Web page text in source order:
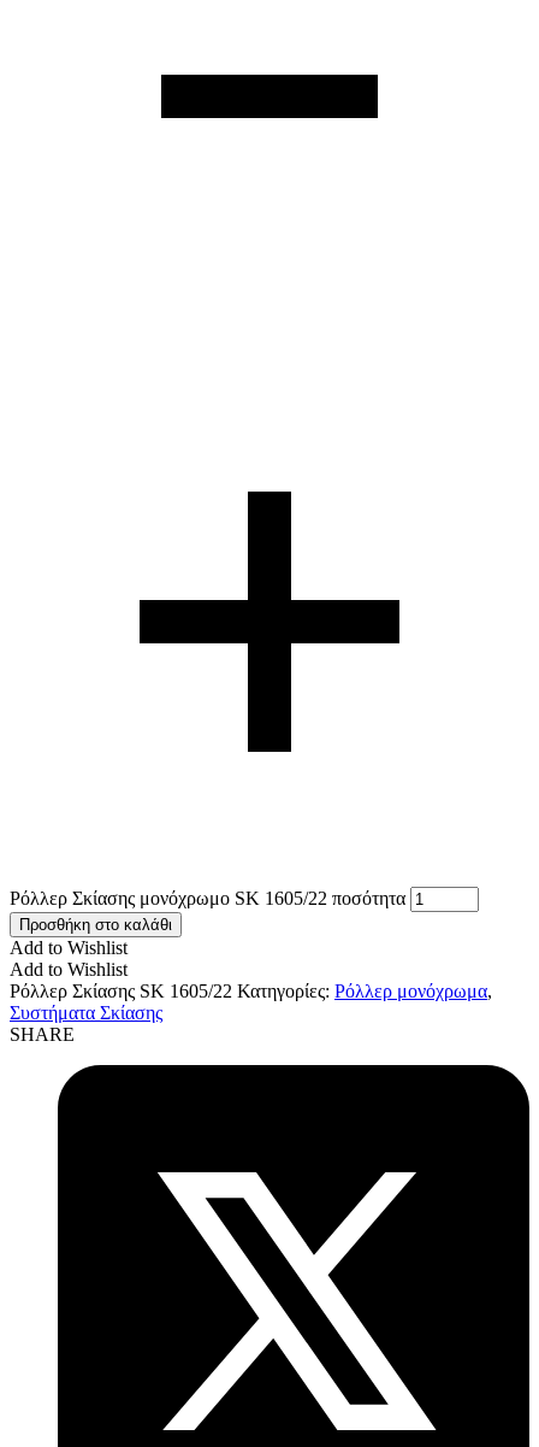
Ρόλλερ Σκίασης μονόχρωμο SK 1605/22 ποσότητα
Προσθήκη στο καλάθι
Add to Wishlist
Add to Wishlist
Ρόλλερ Σκίασης SK 1605/22 Κατηγορίες: Ρόλλερ μονόχρωμα,
Συστήματα Σκίασης
SHARE